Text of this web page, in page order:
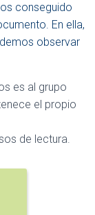
conseguido
En ella,
observar
es al grupo
el propio
de lectura.